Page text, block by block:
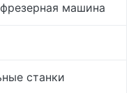
машина
станки